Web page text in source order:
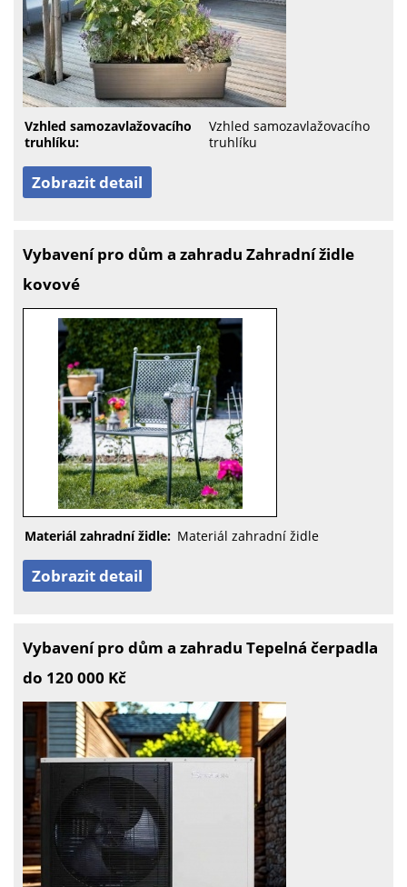
Vzhled samozavlažovacího
truhlíku:
Vzhled samozavlažovacího
truhlíku
Zobrazit detail
Vybavení pro dům a zahradu Zahradní židle
kovové
Materiál zahradní židle: Materiál zahradní židle
Zobrazit detail
Vybavení pro dům a zahradu Tepelná čerpadla
do 120 000 Kč